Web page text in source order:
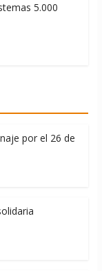
5.000
por el 26 de